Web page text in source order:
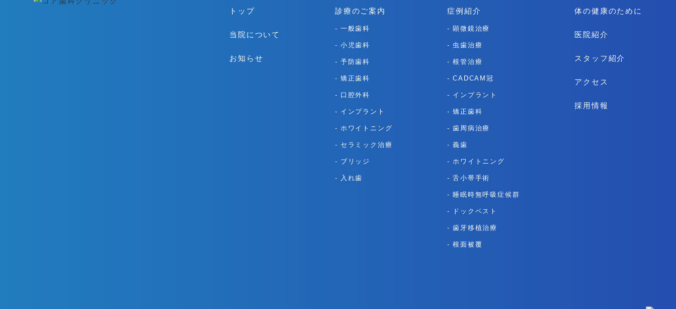
トップ
当院について
お知らせ
診療のご案内
一般歯科
小児歯科
予防歯科
矯正歯科
口腔外科
インプラント
ホワイトニング
セラミック治療
ブリッジ
入れ歯
症例紹介
顕微鏡治療
虫歯治療
根管治療
CADCAM冠
インプラント
矯正歯科
歯周病治療
義歯
ホワイトニング
舌小帯手術
睡眠時無呼吸症候群
ドックベスト
歯牙移植治療
根面被覆
体の健康のために
医院紹介
スタッフ紹介
アクセス
採用情報